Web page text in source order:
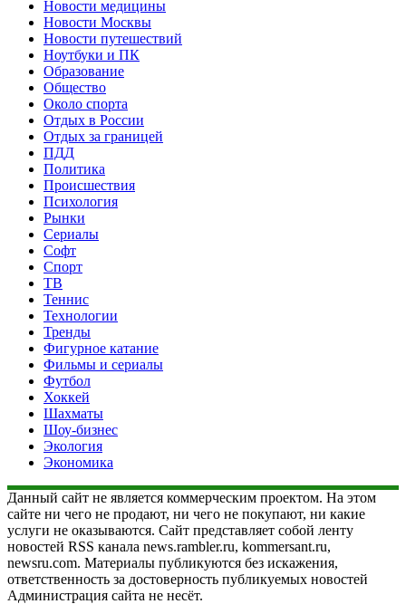
Новости медицины
Новости Москвы
Новости путешествий
Ноутбуки и ПК
Образование
Общество
Около спорта
Отдых в России
Отдых за границей
ПДД
Политика
Происшествия
Психология
Рынки
Сериалы
Софт
Спорт
ТВ
Теннис
Технологии
Тренды
Фигурное катание
Фильмы и сериалы
Футбол
Хоккей
Шахматы
Шоу-бизнес
Экология
Экономика
Данный сайт не является коммерческим проектом. На этом
сайте ни чего не продают, ни чего не покупают, ни какие
услуги не оказываются. Сайт представляет собой ленту
новостей RSS канала news.rambler.ru, kommersant.ru,
newsru.com. Материалы публикуются без искажения,
ответственность за достоверность публикуемых новостей
Администрация сайта не несёт.